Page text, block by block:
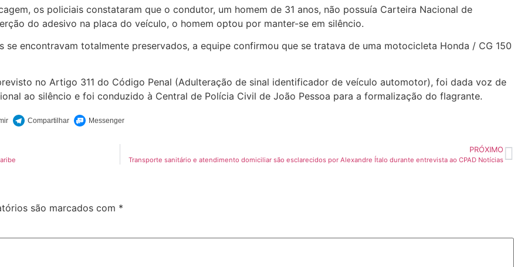
os policiais constataram que o condutor, um homem de 31 anos, não possuía Carteira Nacional de
do adesivo na placa do veículo, o homem optou por manter-se em silêncio.
encontravam totalmente preservados, a equipe confirmou que se tratava de uma motocicleta Honda / CG 150
no Artigo 311 do Código Penal (Adulteração de sinal identificador de veículo automotor), foi dada voz de
ao silêncio e foi conduzido à Central de Polícia Civil de João Pessoa para a formalização do flagrante.
PRÓXIMO
Transporte sanitário e atendimento domiciliar são esclarecidos por Alexandre Ítalo durante entrevista ao CPAD Notícias
são marcados com *